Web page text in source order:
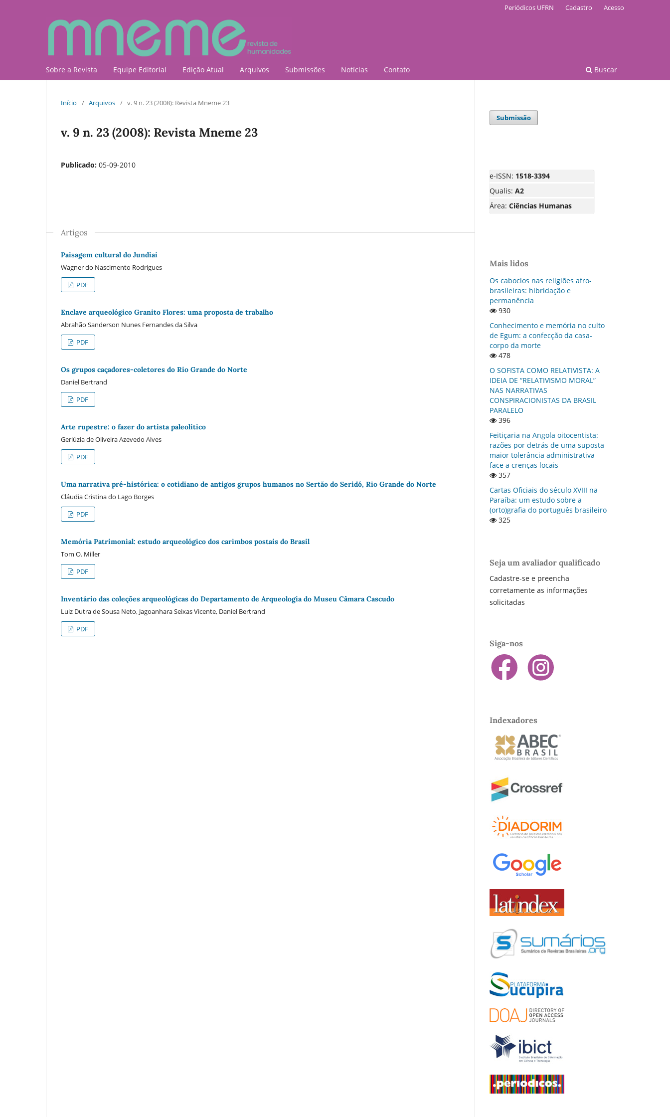
Sobre a Revista Equipe Editorial Edição Atual Arquivos Submissões Notícias Contato Buscar
Periódicos UFRN Cadastro Acesso
Início / Arquivos / v. 9 n. 23 (2008): Revista Mneme 23
v. 9 n. 23 (2008): Revista Mneme 23
Publicado: 05-09-2010
Artigos
Paisagem cultural do Jundiaí­
Wagner do Nascimento Rodrigues
PDF
Enclave arqueológico Granito Flores: uma proposta de trabalho
Abrahão Sanderson Nunes Fernandes da Silva
PDF
Os grupos caçadores-coletores do Rio Grande do Norte
Daniel Bertrand
PDF
Arte rupestre: o fazer do artista paleolí­tico
Gerlúzia de Oliveira Azevedo Alves
PDF
Uma narrativa pré-histórica: o cotidiano de antigos grupos humanos no Sertão do Seridó, Rio Grande do Norte
Cláudia Cristina do Lago Borges
PDF
Memória Patrimonial: estudo arqueológico dos carimbos postais do Brasil
Tom O. Miller
PDF
Inventário das coleções arqueológicas do Departamento de Arqueologia do Museu Câmara Cascudo
Luiz Dutra de Sousa Neto, Jagoanhara Seixas Vicente, Daniel Bertrand
PDF
Submissão
e-ISSN: 1518-3394
Qualis: A2
Área: Ciências Humanas
Mais lidos
Os caboclos nas religiões afro-
brasileiras: hibridação e
permanência
930
Conhecimento e memória no culto
de Egum: a confecção da casa-
corpo da morte
478
O SOFISTA COMO RELATIVISTA: A
IDEIA DE “RELATIVISMO MORAL”
NAS NARRATIVAS
CONSPIRACIONISTAS DA BRASIL
PARALELO
396
Feitiçaria na Angola oitocentista:
razões por detrás de uma suposta
maior tolerância administrativa
face a crenças locais
357
Cartas Oficiais do século XVIII na
Paraí­ba: um estudo sobre a
(orto)grafia do português brasileiro
325
Seja um avaliador qualificado
Cadastre-se e preencha
corretamente as informações
solicitadas
Siga-nos
Indexadores